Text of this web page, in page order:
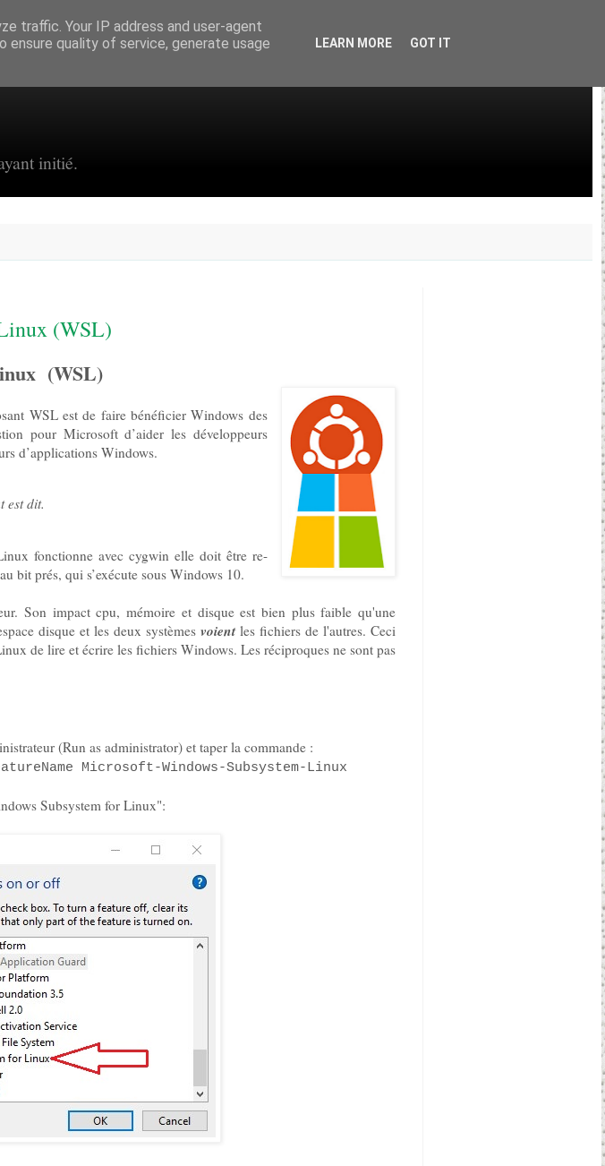
initié.
(WSL)
(WSL)
WSL est de faire bénéficier Windows des
pour Microsoft d’aider les développeurs
d’applications Windows.
est dit.
fonctionne avec cygwin elle doit être re-
bit prés, qui s’exécute sous Windows 10.
Son impact cpu, mémoire et disque est bien plus faible qu'une
disque et les deux systèmes voient les fichiers de l'autres. Ceci
de lire et écrire les fichiers Windows. Les réciproques ne sont pas
(Run as administrator) et taper la commande :
Microsoft-Windows-Subsystem-Linux
Subsystem for Linux":
traffic. Your IP address and user-agent
ensure quality of service, generate usage
LEARN MORE GOT IT